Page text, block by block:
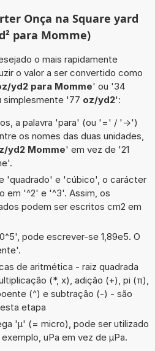
Onça na Square yard
para Momme)
o mais rapidamente
o valor a ser convertido como
yd2 para Momme' ou '34
simplesmente '77 oz/yd2':
a palavra 'para' (ou '=' / '->')
os nomes das duas unidades,
yd2 Momme' em vez de '21
'quadrado' e 'cúbico', o carácter
em '^2' e '^3'. Assim, os
podem ser escritos cm2 em
pode escrever-se 1,89e5. O
de aritmética - raiz quadrada
(*, x), adição (+), pi (π),
(^) e subtração (-) - são
etapa
'µ' (= micro), pode ser utilizado
uPa em vez de µPa.